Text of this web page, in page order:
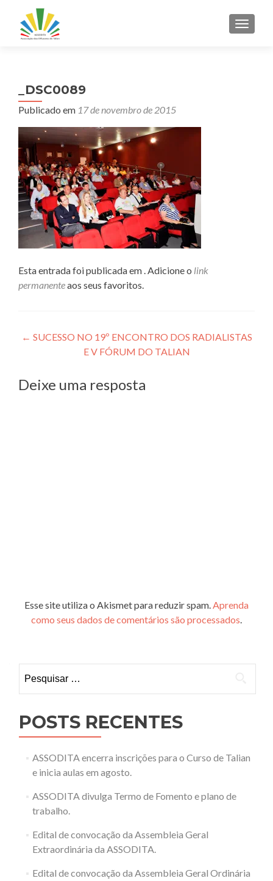
_DSC0089
Publicado em 17 de novembro de 2015
Esta entrada foi publicada em . Adicione o link
permanenteaos seus favoritos.
Navegação
Post
← SUCESSO NO 19º ENCONTRO DOS RADIALISTAS
E V FÓRUM DO TALIAN
Deixe uma resposta
Esse site utiliza o Akismet para reduzir spam.Aprenda
como seus dados de comentários são processados.
por:
POSTS RECENTES
ASSODITA encerra inscrições para o Curso de Talian
e inicia aulas em agosto.
ASSODITA divulga Termo de Fomento e plano de
trabalho.
Edital de convocação da Assembleia Geral
Extraordinária da ASSODITA.
Edital de convocação da Assembleia Geral Ordinária